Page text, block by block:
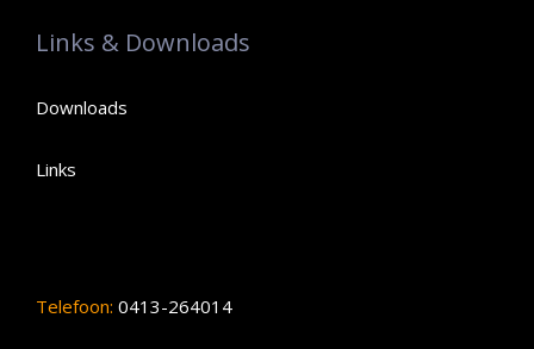
Links & Downloads
Downloads
Links
Telefoon: 0413-264014